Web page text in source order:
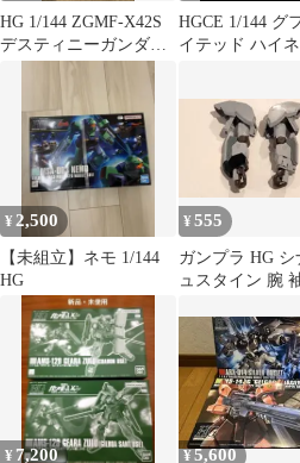
HG 1/144 ZGMF-X42S
デスティニーガンダム
HGCE 1/144 グ
イテッド ハイ
¥ 2,500
【未組立】ネモ 1/144
HG
¥555
ガンプラ HG シ
ュスタイン 腕
¥ 7,200 ¥5,600